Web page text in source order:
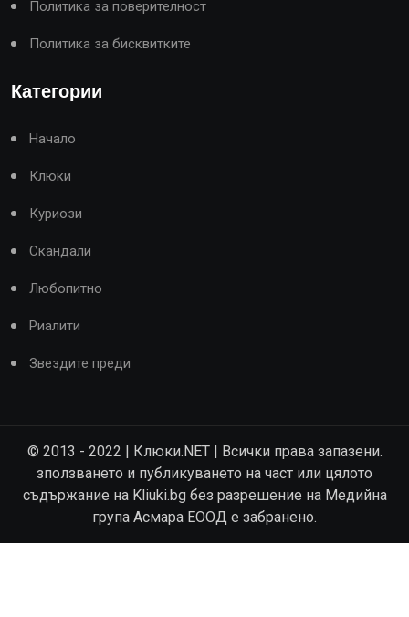
Политика за поверителност
Политика за бисквитките
Категории
Начало
Клюки
Куриози
Скандали
Любопитно
Риалити
Звездите преди
© 2013 - 2022 | Клюки.NET | Всички права запазени.
зползването и публикуването на част или цялото
съдържание на Kliuki.bg без разрешение на Медийна
група Асмара ЕООД е забранено.